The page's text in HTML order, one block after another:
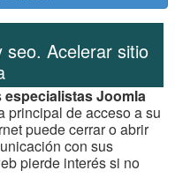
seo. Acelerar sitio
especialistas Joomla
principal de acceso a su
puede cerrar o abrir
con sus
pierde interés si no